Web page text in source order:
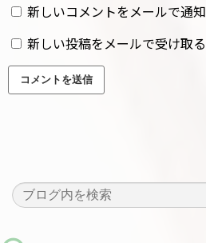
新しいコメントをメールで通知
新しい投稿をメールで受け取る